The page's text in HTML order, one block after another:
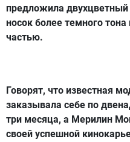
предложила двухцветный
носок более темного
частью.
Говорят, что известная
заказывала себе по
три месяца, а Мерилин
своей успешной